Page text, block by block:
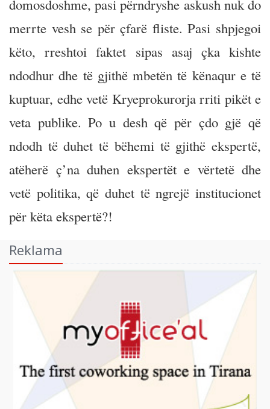
domosdoshme, pasi përndryshe askush nuk do
merrte vesh se për çfarë fliste. Pasi shpjegoi
këto, rreshtoi faktet sipas asaj çka kishte
ndodhur dhe të gjithë mbetën të kënaqur e të
kuptuar, edhe vetë Kryeprokurorja rriti pikët e
veta publike. Po u desh që për çdo gjë që
ndodh të duhet të bëhemi të gjithë ekspertë,
atëherë ç’na duhen ekspertët e vërtetë dhe
vetë politika, që duhet të ngrejë institucionet
për këta ekspertë?!
Reklama